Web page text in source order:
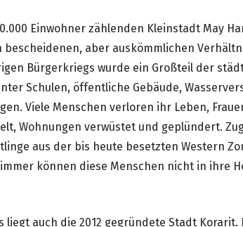
Einwohner zählenden Kleinstadt May
bescheidenen, aber auskömmlichen
Bürgerkriegs wurde ein Großteil der
Schulen, öffentliche Gebäude,
Viele Menschen verloren ihr Leben,
Wohnungen verwüstet und geplündert.
aus der bis heute besetzten Western
können diese Menschen nicht in ihre
liegt auch die 2012 gegründete Stadt Korarit.